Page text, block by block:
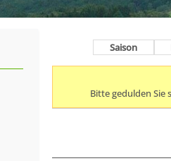
Saison
Bitte gedulden Sie